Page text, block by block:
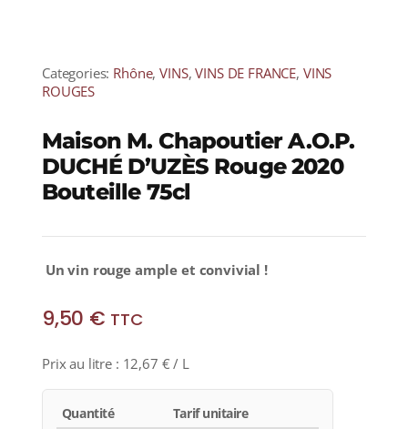
Categories: Rhône,VINS,VINS DE FRANCE, VINS
ROUGES
Maison M. Chapoutier A.O.P.
DUCHÉ D’UZÈS Rouge 2020
Bouteille 75cl
Unvin rouge ample et convivial !
9,50 € TTC
Prix au litre : 12,67 € / L
Quantité
Tarif unitaire